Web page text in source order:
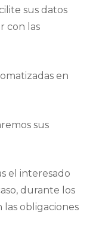
sus datos
con las
en
sus
el interesado
durante los
las obligaciones